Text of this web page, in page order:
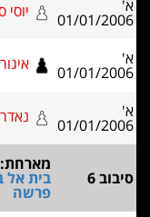
01/ יוסי סגל
01/ איגור סורוקה
01/ נאדר סיאג
מארחת:אליצור
בית אל בנימין -